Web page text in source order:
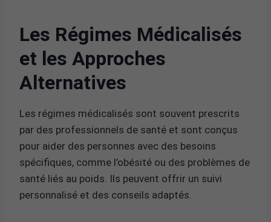
Les Régimes Médicalisés
et les Approches
Alternatives
Les régimes médicalisés sont souvent prescrits
par des professionnels de santé et sont conçus
pour aider des personnes avec des besoins
spécifiques, comme l’obésité ou des problèmes de
santé liés au poids. Ils peuvent offrir un suivi
personnalisé et des conseils adaptés.